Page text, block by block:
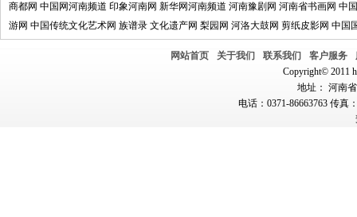
商都网 中国网河南频道 印象河南网 新华网河南频道 河南豫剧网 河南省书画网 中
游网 中国传统文化艺术网 族谱录 文化遗产网 梨园网 河洛大鼓网 剪纸皮影网 中国
网站首页 关于我们 联系我们 客户服务
Copyright© 2011
地址： 河南
电话：0371-86663763 传真